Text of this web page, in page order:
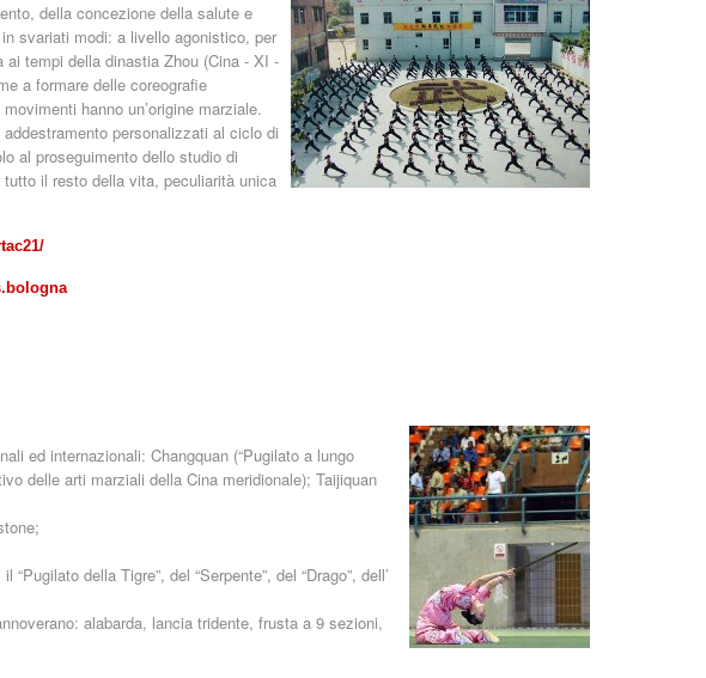
della concezione della salute e
svariati modi: a livello agonistico, per
tempi della dinastia Zhou (Cina - XI -
a formare delle coreografie
hanno un’origine marziale.
personalizzati al ciclo di
al proseguimento dello studio di
il resto della vita, peculiarità unica
ed internazionali: Changquan (“Pugilato a lungo
delle arti marziali della Cina meridionale); Taijiquan
della Tigre”, del “Serpente”, del “Drago”, dell’
alabarda, lancia tridente, frusta a 9 sezioni,